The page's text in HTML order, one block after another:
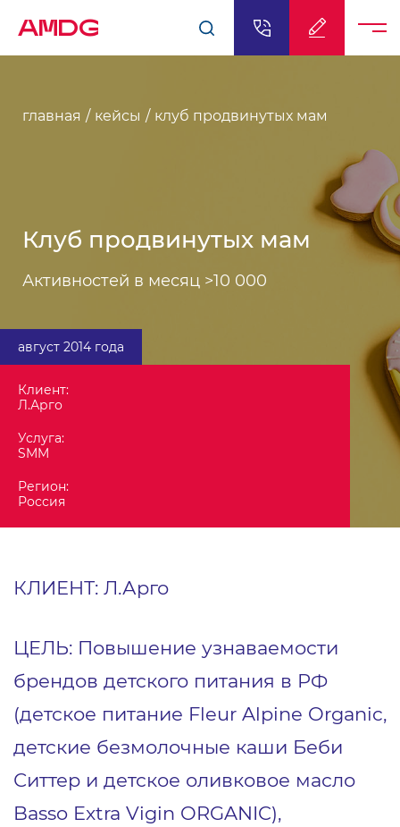
AMDG
главная кейсы клуб продвинутых мам
Клуб продвинутых мам
Активностей в месяц >10 000
Клиент:
Л.Арго
Услуга:
SMM
Регион:
Россия
август 2014 года
КЛИЕНТ: Л.Арго
ЦЕЛЬ: Повышение узнаваемости
брендов детского питания в РФ
(детское питание Fleur Alpine Organic,
детские безмолочные каши Беби
Ситтер и детское оливковое масло
Basso Extra Vigin ORGANIC),